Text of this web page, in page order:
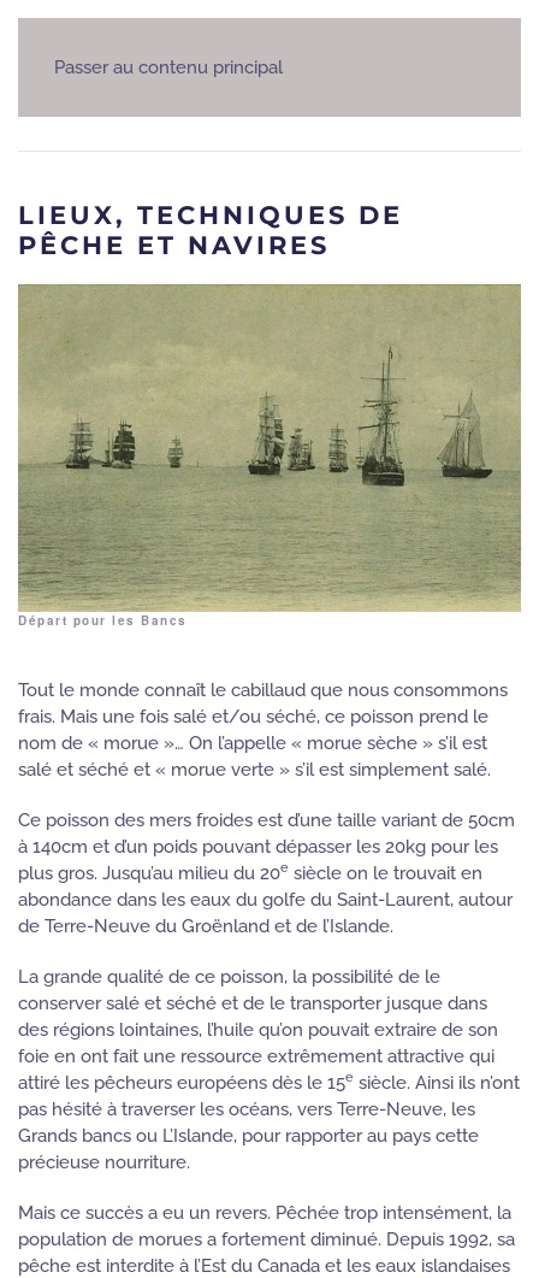
Passer au contenu principal
LIEUX, TECHNIQUES DE
PÊCHE ET NAVIRES
Départ pour les Bancs
Tout le monde connaît le cabillaud que nous consommons
frais. Mais une fois salé et/ou séché, ce poisson prend le
nom de « morue »… On l’appelle « morue sèche » s’il est
salé et séché et « morue verte » s’il est simplement salé.
Ce poisson des mers froides est d’une taille variant de 50cm
à 140cm et d’un poids pouvant dépasser les 20kg pour les
plus gros. Jusqu’au milieu du 20e siècle on le trouvait en
abondance dans les eaux du golfe du Saint-Laurent, autour
de Terre-Neuve du Groënland et de l’Islande.
La grande qualité de ce poisson, la possibilité de le
conserver salé et séché et de le transporter jusque dans
des régions lointaines, l’huile qu’on pouvait extraire de son
foie en ont fait une ressource extrêmement attractive qui
attiré les pêcheurs européens dès le 15e siècle. Ainsi ils n’ont
pas hésité à traverser les océans, vers Terre-Neuve, les
Grands bancs ou L’Islande, pour rapporter au pays cette
précieuse nourriture.
Mais ce succès a eu un revers. Pêchée trop intensément, la
population de morues a fortement diminué. Depuis 1992, sa
pêche est interdite à l’Est du Canada et les eaux islandaises